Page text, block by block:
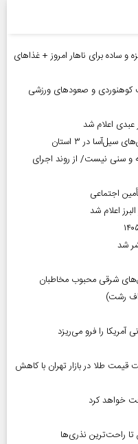
پیشنهاد خوشمزه و ساده برای ناهار امروز + غذاهای
کوهنوردی و صعودهای ورزشی
عبدی اعلام شد
و سنی نیست/ از روند اجرای
اجتماعی
اعلام شد
شد
شرقی محبوب مخاطبان
رشت)
را فرو می‌ریزد
و سکه امروز ۱۱ مرداد ۱۴۰۵ | افت قیمت طلا در بازار تهران با کاهش
خواهد کرد
تا راحت‌ترین نذری‌ها